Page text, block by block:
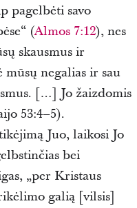
pagelbėti savo
(Almos 7:12), nes
skausmus ir
mūsų negalias ir sau
[…] Jo žaizdomis
53:4–5).
Juo, laikosi Jo
bei
„per Kristaus
galią [vilsis]